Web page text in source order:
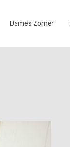
Dames Zomer